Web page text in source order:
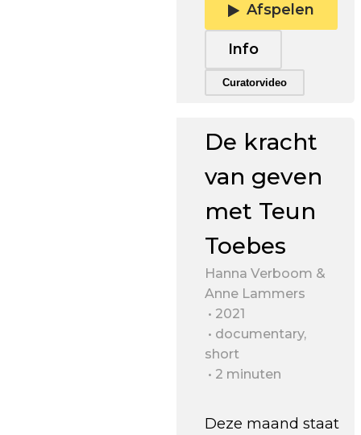
Afspelen
Info
Curatorvideo
De kracht
van geven
met Teun
Toebes
Hanna Verboom &
Anne Lammers
2021
documentary,
short
2 minuten
Deze maand staat